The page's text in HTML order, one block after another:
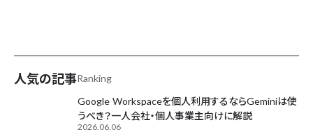
人気の記事Ranking
Google Workspaceを個人利用するならGeminiは使
うべき？一人会社・個人事業主向けに解説
2026.06.06